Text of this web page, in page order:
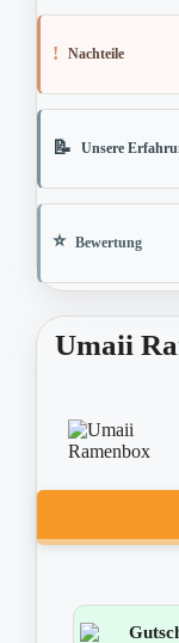
Nachteile
Unsere
Bewertung
Umaii